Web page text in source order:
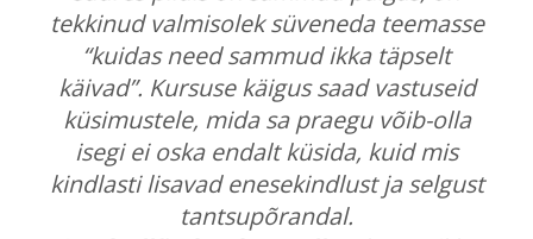
tekkinud valmisolek süveneda teemasse
“kuidas need sammud ikka täpselt
käivad”. Kursuse käigus saad vastuseid
küsimustele, mida sa praegu võib-olla
isegi ei oska endalt küsida, kuid mis
kindlasti lisavad enesekindlust ja selgust
tantsupõrandal.